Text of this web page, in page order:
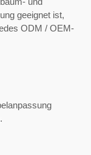
geeignet ist,
ODM / OEM-